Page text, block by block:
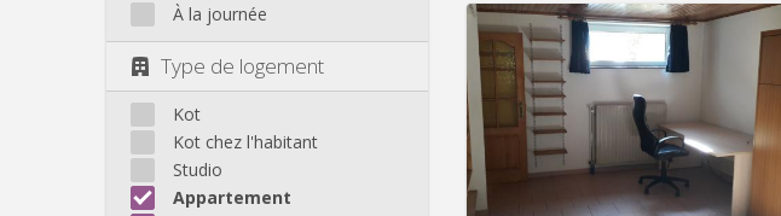
À la journée
Type de logement
Kot
Kot chez l'habitant
Studio
Appartement
Infos Pratiques
Loyer: 560 €
Charges:100 €
Durée:12 mois
Domiciliation: Non